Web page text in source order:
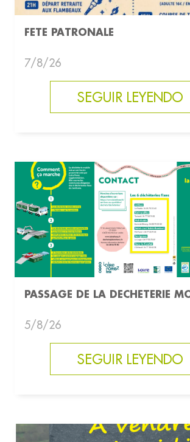
FETE PATRONALE
7/8/26
SEGUIR LEYENDO
PASSAGE DE LA DECHETERIE
5/8/26
SEGUIR LEYENDO